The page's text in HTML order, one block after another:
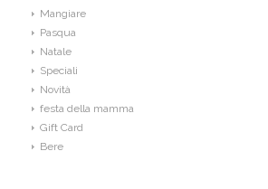
Mangiare
Pasqua
Natale
Speciali
Novità
festa della mamma
Gift Card
Bere